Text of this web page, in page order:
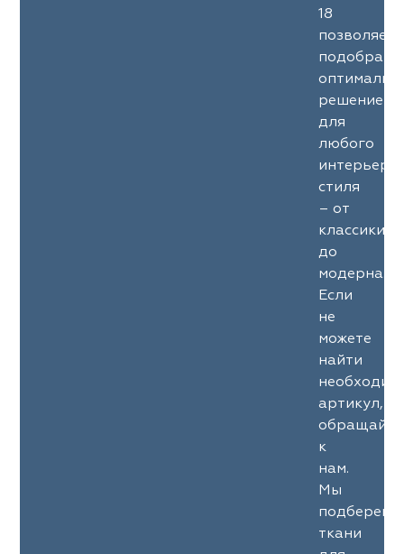
18
позволяет
подобрать
решение
для
любого
стиля
– от
классики
до
модерна.
Если
не
можете
найти
артикул,
к
нам.
Мы
подберем
ткани